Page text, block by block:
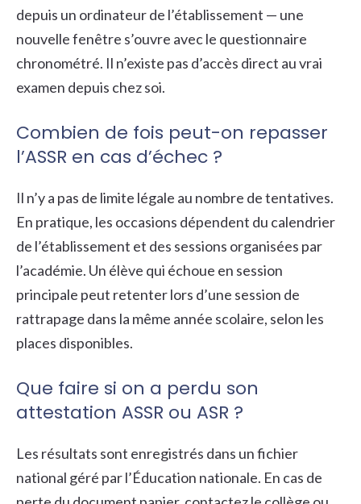
depuis un ordinateur de l’établissement — une
nouvelle fenêtre s’ouvre avec le questionnaire
chronométré. Il n’existe pas d’accès direct au vrai
examen depuis chez soi.
Combien de fois peut-on repasser
l’ASSR en cas d’échec ?
Il n’y a pas de limite légale au nombre de tentatives.
En pratique, les occasions dépendent du calendrier
de l’établissement et des sessions organisées par
l’académie. Un élève qui échoue en session
principale peut retenter lors d’une session de
rattrapage dans la même année scolaire, selon les
places disponibles.
Que faire si on a perdu son
attestation ASSR ou ASR ?
Les résultats sont enregistrés dans un fichier
national géré par l’Éducation nationale. En cas de